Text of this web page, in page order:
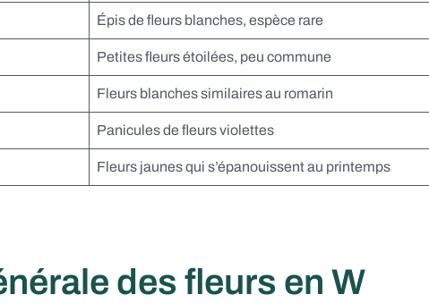
Épis de fleurs blanches, espèce rare
Petites fleurs étoilées, peu commune
Fleurs blanches similaires au romarin
Panicules de fleurs violettes
Fleurs jaunes qui s’épanouissent au printemps
des fleurs en W